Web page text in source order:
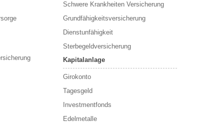
Schwere Krankheiten Versicherung
Grundfähigkeitsversicherung
Dienstunfähigkeit
Sterbegeldversicherung
Kapitalanlage
Girokonto
Tagesgeld
Investmentfonds
Edelmetalle